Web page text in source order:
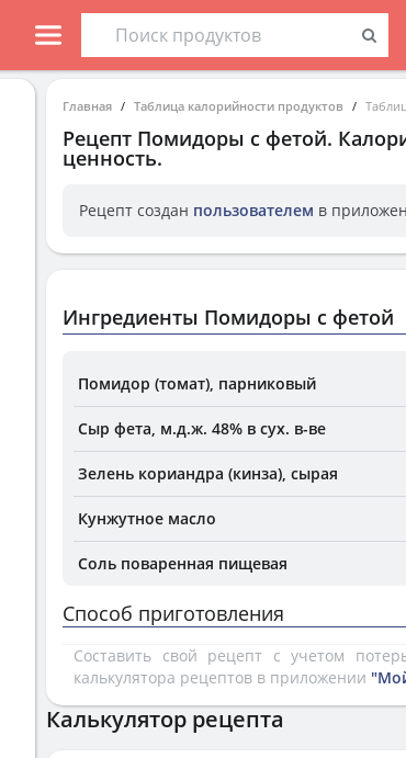
Главная Таблица калорийности продуктов
Рецепт Помидоры с фетой.
ценность.
Рецепт создан пользователем в
Ингредиенты Помидоры с фетой
Помидор (томат), парниковый
Сыр фета, м.д.ж. 48% в сух. в-ве
Зелень кориандра (кинза), сырая
Кунжутное масло
Соль поваренная пищевая
Способ приготовления
Составить свой рецепт с учетом
калькулятора рецептов в приложении
Калькулятор рецепта